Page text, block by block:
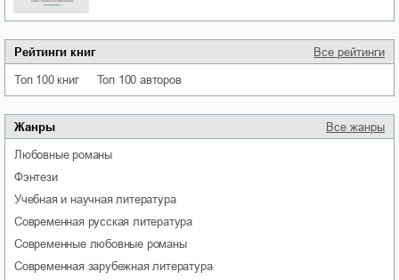
Рейтинги книг Все рейтинги
Топ 100 книг Топ 100 авторов
Жанры Все жанры
любовные романы
фэнтези
учебная и научная литература
современная русская литература
современные любовные романы
современная зарубежная литература